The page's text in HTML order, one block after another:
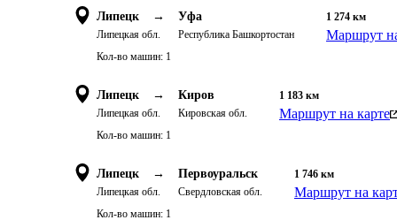
Липецк →
Липецкая обл.
Уфа
Республика Башкортостан
1 274 км
Маршрут
Кол-во машин: 1
Липецк →
Липецкая обл.
Киров
Кировская обл.
1 183 км
Маршрут на карте
Кол-во машин: 1
Липецк →
Липецкая обл.
Первоуральск
Свердловская обл.
1 746 км
Маршрут на
Кол-во машин: 1